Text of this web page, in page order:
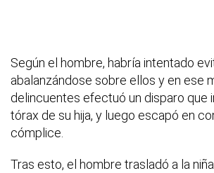
Según el hombre, habría intentado
abalanzándose sobre ellos y en ese
delincuentes efectuó un disparo que
tórax de su hija, y luego escapó en
cómplice.
Tras esto, el hombre trasladó a la